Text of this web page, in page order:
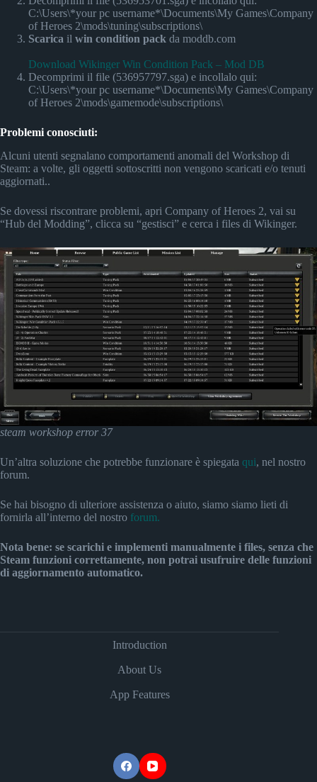
C:\Users\*your pc username*\Documents\My Games\Company
of Heroes 2\mods\tuning\subscriptions\
Scarica il win condition pack da moddb.com
Download Wikinger Win Condition Pack – Mod DB
Decomprimi il file (536957797.sga) e incollalo qui:
C:\Users\*your pc username*\Documents\My Games\Company
of Heroes 2\mods\gamemode\subscriptions\
Problemi conosciuti:
Alcuni utenti segnalano comportamenti anomali del Workshop di
Steam: a volte, gli oggetti sottoscritti non vengono scaricati e/o tenuti
aggiornati..
Se dovessi riscontrare problemi, apri Company of Heroes 2, vai su
“Hub del Modding”, clicca su “gestisci” e cerca i files di Wikinger.
steam workshop error 37
Un’altra soluzione che potrebbe funzionare è spiegata qui, nel nostro
forum.
Se hai bisogno di ulteriore assistenza o aiuto, siamo siamo lieti di
fornirla all’interno del nostro forum.
Nota bene: se scarichi e implementi manualmente i files, senza che
Steam funzioni correttamente, non potrai usufruire delle funzioni
di aggiornamento automatico.
Introduction
About Us
App Features